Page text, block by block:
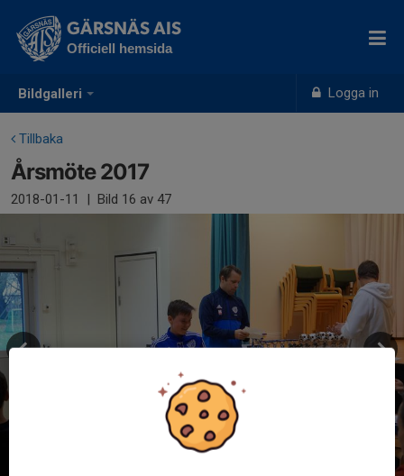
Bildgalleri Logga in
GÄRSNÄS AIS
Officiell hemsida
Tillbaka
Årsmöte 2017
2018-01-11 | Bild 16 av 47